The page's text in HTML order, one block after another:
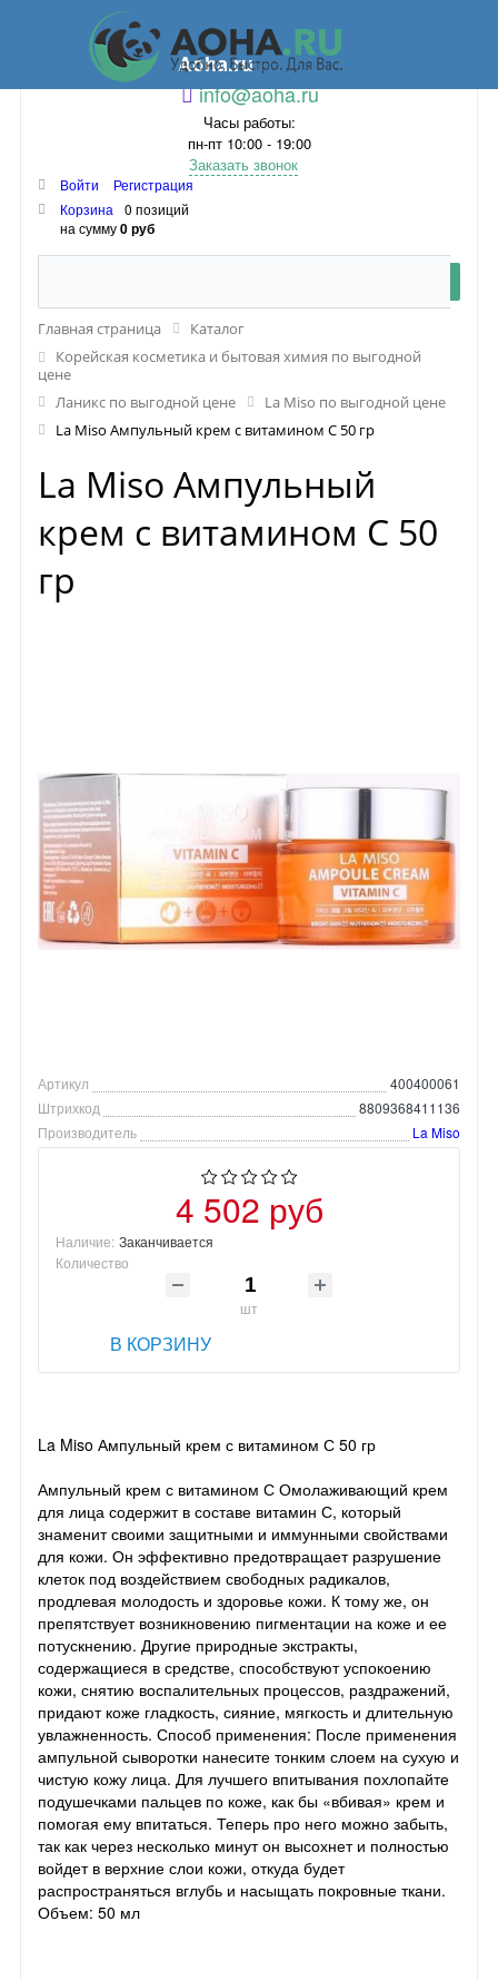
Aoha.ru
info@aoha.ru
Часы работы:
пн-пт 10:00 - 19:00
Заказать звонок
Войти
Регистрация
Корзина
0 позиций
на сумму0 руб
Главная страница
Каталог
Корейская косметика и бытовая химия по выгодной
цене
Ланикс по выгодной цене
La Miso по выгодной цене
La Miso Ампульный крем с витамином С 50 гр
La Miso Ампульный
крем с витамином С 50
гр
Артикул
400400061
Штрихкод
8809368411136
Производитель
La Miso
4 502 руб
Наличие: Заканчивается
Количество
шт
В КОРЗИНУ
La Miso Ампульный крем с витамином С 50 гр
Ампульный крем с витамином С Омолаживающий крем
для лица содержит в составе витамин С, который
знаменит своими защитными и иммунными свойствами
для кожи. Он эффективно предотвращает разрушение
клеток под воздействием свободных радикалов,
продлевая молодость и здоровье кожи. К тому же, он
препятствует возникновению пигментации на коже и ее
потускнению. Другие природные экстракты,
содержащиеся в средстве, способствуют успокоению
кожи, снятию воспалительных процессов, раздражений,
придают коже гладкость, сияние, мягкость и длительную
увлажненность. Способ применения: После применения
ампульной сыворотки нанесите тонким слоем на сухую и
чистую кожу лица. Для лучшего впитывания похлопайте
подушечками пальцев по коже, как бы «вбивая» крем и
помогая ему впитаться. Теперь про него можно забыть,
так как через несколько минут он высохнет и полностью
войдет в верхние слои кожи, откуда будет
распространяться вглубь и насыщать покровные ткани.
Объем: 50 мл